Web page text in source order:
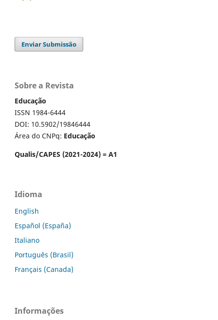
Enviar Submissão
Sobre a Revista
Educação
ISSN 1984-6444
DOI: 10.5902/19846444
Área do CNPq: Educação
Qualis/CAPES (2021-2024) = A1
Idioma
English
Español (España)
Italiano
Português (Brasil)
Français (Canada)
Informações